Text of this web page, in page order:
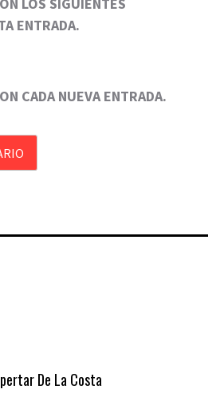
ENTRADA.
CADA NUEVA ENTRADA.
De La Costa